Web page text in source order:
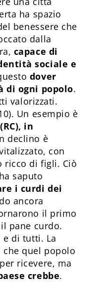
ha spazio
benessere che
dalla
capace di
sociale e
dover
di ogni popolo.
valorizzati.
Un esempio è
in
declino è
con
ricco di figli. Ciò
saputo
i curdi dei
ancora
il primo
pane curdo.
e di tutti. La
che quel popolo
ricevere, ma
crebbe.